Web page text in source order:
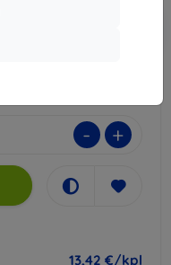
- +
13,42 €/kpl